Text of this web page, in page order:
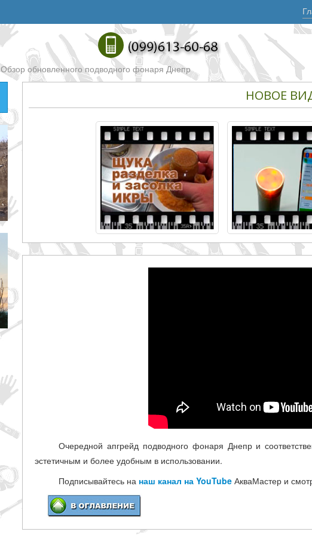
Обзор обновленного подводного фонаря Днепр
НОВОЕ
Очередной апгрейд подводного фонаря Днепр и
эстетичным и более удобным в использовании.
Подписывайтесь на наш канал на YouTube АкваМастер и